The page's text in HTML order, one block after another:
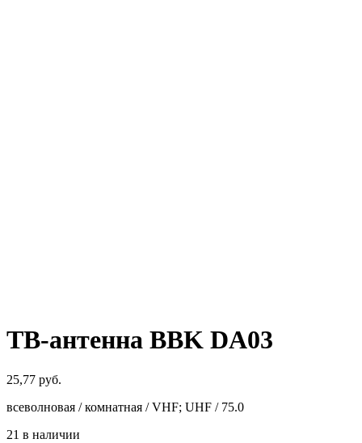
ТВ-антенна BBK DA03
25,77 руб.
всеволновая / комнатная / VHF; UHF / 75.0
21 в наличии